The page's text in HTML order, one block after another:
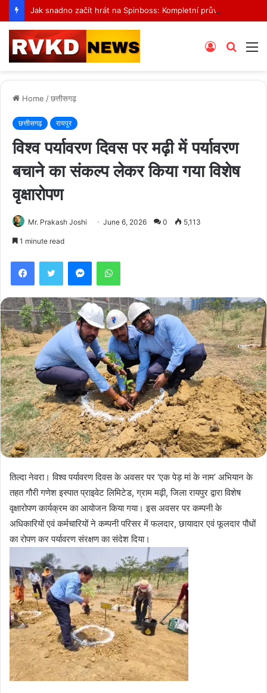
Search
Log
Home /छत्तीसगढ़
छत्तीसगढ़ रायपुर
विश्व पर्यावरण दिवस पर मढ़ी में पर्यावरण
बचाने का संकल्प लेकर किया गया विशेष
वृक्षारोपण
Mr. Prakash Joshi June 6, 2026 0 5,113
1 minute read
FacebookTwitter MessengerWhatsApp
तिल्दा नेवरा। विश्व पर्यावरण दिवस के अवसर पर ‘एक पेड़ मां के नाम’ अभियान के
तहत गौरी गणेश इस्पात प्राइवेट लिमिटेड, ग्राम मढ़ी, जिला रायपुर द्वारा विशेष
वृक्षारोपण कार्यक्रम का आयोजन किया गया। इस अवसर पर कम्पनी के
अधिकारियों एवं कर्मचारियों ने कम्पनी परिसर में फलदार, छायादार एवं फूलदार पौधों
का रोपण कर पर्यावरण संरक्षण का संदेश दिया।